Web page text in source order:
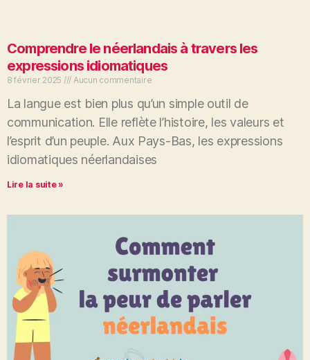
Comprendre le néerlandais à travers les
expressions idiomatiques
8 février 2025 Aucun commentaire
La langue est bien plus qu’un simple outil de
communication. Elle reflète l’histoire, les valeurs et
l’esprit d’un peuple. Aux Pays-Bas, les expressions
idiomatiques néerlandaises
Lire la suite »